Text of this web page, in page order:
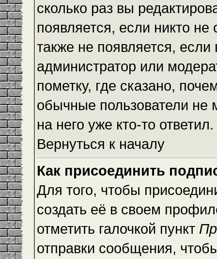
сколько раз вы
появляется, если никто
также не появляется,
администратор или
пометку, где сказано,
обычные пользователи не
на него уже кто-то ответил.
Вернуться к началу
Как присоединить
Для того, чтобы
создать её в своем
отметить галочкой пункт
отправки сообщения,